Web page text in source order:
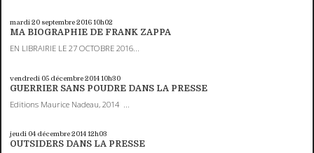
mardi 20 septembre 201610h02
MA BIOGRAPHIE DE FRANK ZAPPA
EN LIBRAIRIE LE 27 OCTOBRE 2016...
vendredi 05 décembre 201410h30
GUERRIER SANS POUDRE DANS LA PRESSE
Editions Maurice Nadeau, 2014 ...
jeudi 04 décembre 201412h03
OUTSIDERS DANS LA PRESSE